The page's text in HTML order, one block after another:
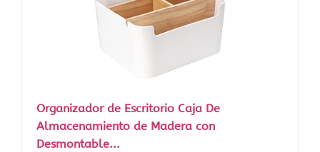
Organizador de Escritorio Caja De
Almacenamiento de Madera con
Desmontable...